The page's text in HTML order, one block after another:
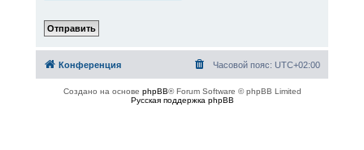
Конференция Часовой пояс: UTC+02:00
Создано на основе phpBB® Forum Software © phpBB Limited
Русская поддержка phpBB